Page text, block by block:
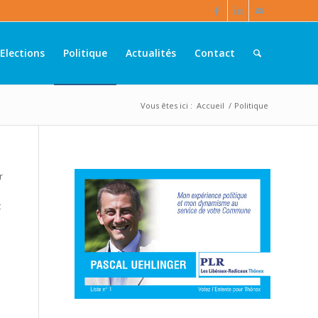
Elections Politique Actualités Contact
Vous êtes ici : Accueil / Politique